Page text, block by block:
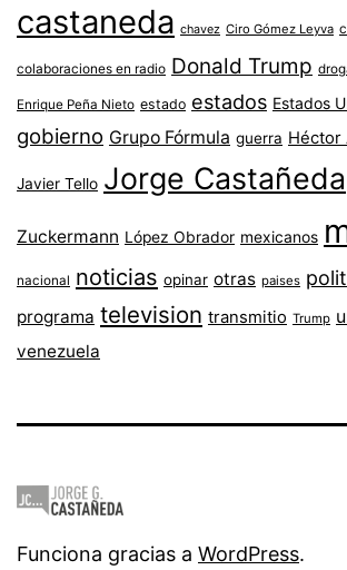
castaneda chavez Ciro Gómez Leyva
colaboraciones en radio Donald Trump
Enrique Peña Nieto estado estados Estados
gobierno Grupo Fórmula guerra Héctor
Javier Tello Jorge Castañeda
Zuckermann López Obrador mexicanos
nacional noticias opinar otras paises
programa television transmitio Trump
venezuela
Funciona gracias a WordPress.